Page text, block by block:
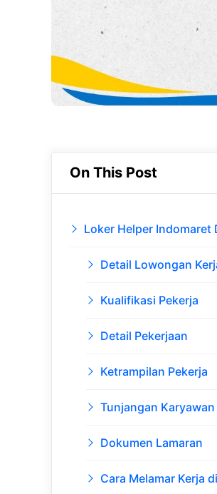
On This Post
Loker Helper Indomaret
Detail Lowongan
Kualifikasi Pekerja
Detail Pekerjaan
Ketrampilan Pekerja
Tunjangan Karyawan
Dokumen Lamaran
Cara Melamar Kerja